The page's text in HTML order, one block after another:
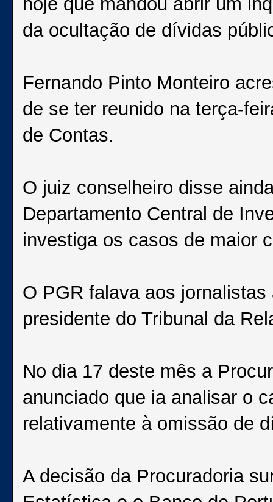
da ocultação de dívidas
Fernando Pinto Monteiro
de se ter reunido na terça-
de Contas.
O juiz conselheiro disse
Departamento Central de
investiga os casos de maior
O PGR falava aos
presidente do Tribunal da
No dia 17 deste mês a
anunciado que ia analisar o
relativamente à omissão de
A decisão da Procuradoria